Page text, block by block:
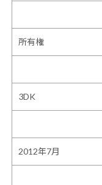
所有権
3DK
2012年7月